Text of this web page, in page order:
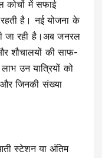
कोचों में सफाई
है। नई योजना के
जा रही है।अब जनरल
शौचालयों की साफ-
उन यात्रियों को
और जिनकी संख्या
स्टेशन या अंतिम